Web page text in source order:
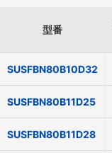
型番
SUSFBN80B10D32
SUSFBN80B11D25
SUSFBN80B11D28